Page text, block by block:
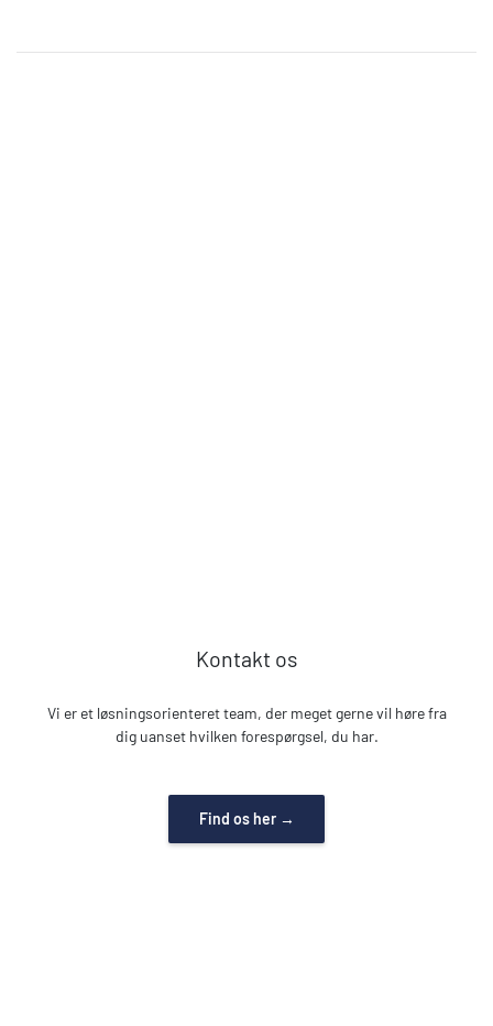
Kontakt os
Vi er et løsningsorienteret team, der meget gerne vil høre fra
dig uanset hvilken forespørgsel, du har.
Find os her →